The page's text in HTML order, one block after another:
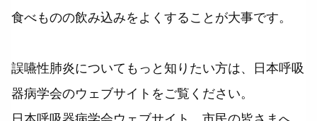
食べものの飲み込みをよくすることが大事です。
誤嚥性肺炎についてもっと知りたい方は、日本呼吸
器病学会のウェブサイトをご覧ください。